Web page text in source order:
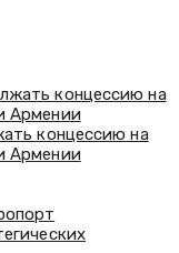
концессию на
Армении